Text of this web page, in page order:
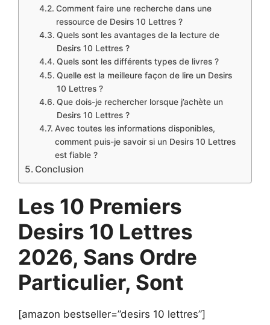
Comment faire une recherche dans une
ressource de Desirs 10 Lettres ?
Quels sont les avantages de la lecture de
Desirs 10 Lettres ?
Quels sont les différents types de livres ?
Quelle est la meilleure façon de lire un Desirs
10 Lettres ?
Que dois-je rechercher lorsque j’achète un
Desirs 10 Lettres ?
Avec toutes les informations disponibles,
comment puis-je savoir si un Desirs 10 Lettres
est fiable ?
Conclusion
Les 10 Premiers
Desirs 10 Lettres
2026, Sans Ordre
Particulier, Sont
[amazon bestseller=”desirs 10 lettres”]